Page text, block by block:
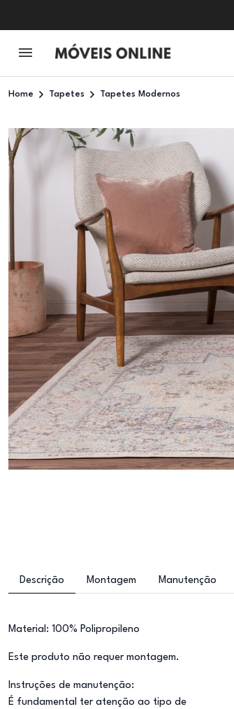
Home Tapetes Tapetes Modernos
Descrição Montagem Manutenção
Material: 100% Polipropileno
Este produto não requer montagem.
Instruções de manutenção:
É fundamental ter atenção ao tipo de